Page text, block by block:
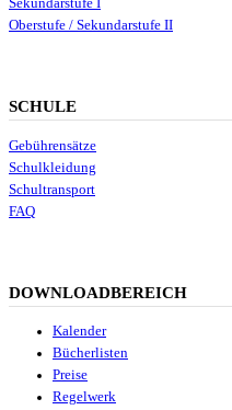
Sekundarstufe I
Oberstufe / Sekundarstufe II
SCHULE
Gebührensätze
Schulkleidung
Schultransport
FAQ
DOWNLOADBEREICH
Kalender
Bücherlisten
Preise
Regelwerk